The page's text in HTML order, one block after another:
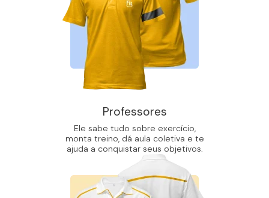
Professores
Ele sabe tudo sobre exercício,
monta treino, dá aula coletiva e te
ajuda a conquistar seus objetivos.